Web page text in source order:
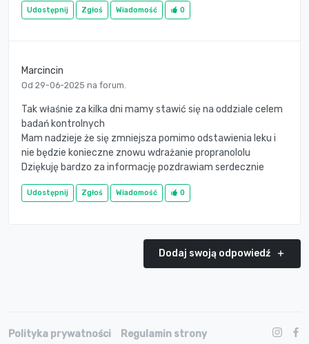
Udostępnij Zgłoś Wiadomość 0
Marcincin
Od 29-06-2025 na forum.
Tak właśnie za kilka dni mamy stawić się na oddziale celem
badań kontrolnych
Mam nadzieje że się zmniejsza pomimo odstawienia leku i
nie będzie konieczne znowu wdrażanie propranololu
Dziękuję bardzo za informację pozdrawiam serdecznie
Udostępnij Zgłoś Wiadomość 0
Dodaj swoją odpowiedź
Polityka prywatności Regulamin strony